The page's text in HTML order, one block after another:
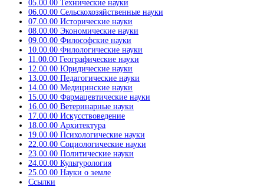
05.00.00 Технические науки
06.00.00 Сельскохозяйственные науки
07.00.00 Исторические науки
08.00.00 Экономические науки
09.00.00 Философские науки
10.00.00 Филологические науки
11.00.00 Географические науки
12.00.00 Юридические науки
13.00.00 Педагогические науки
14.00.00 Медицинские науки
15.00.00 Фармацевтические науки
16.00.00 Ветеринарные науки
17.00.00 Искусствоведение
18.00.00 Архитектура
19.00.00 Психологические науки
22.00.00 Социологические науки
23.00.00 Политические науки
24.00.00 Культурология
25.00.00 Науки о земле
Ссылки